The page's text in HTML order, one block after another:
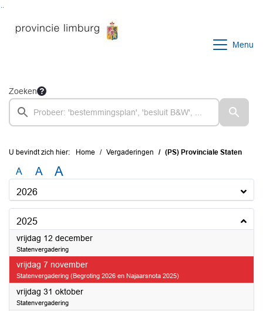
Menu
Zoeken
U bevindt zich hier: Home Vergaderingen (PS) Provinciale Staten
A A A
2026
2025
vrijdag 12 december2025
Statenvergadering
vrijdag 7 november2025
Statenvergadering (Begroting 2026 en Najaarsnota 2025)
vrijdag 31 oktober2025
Statenvergadering